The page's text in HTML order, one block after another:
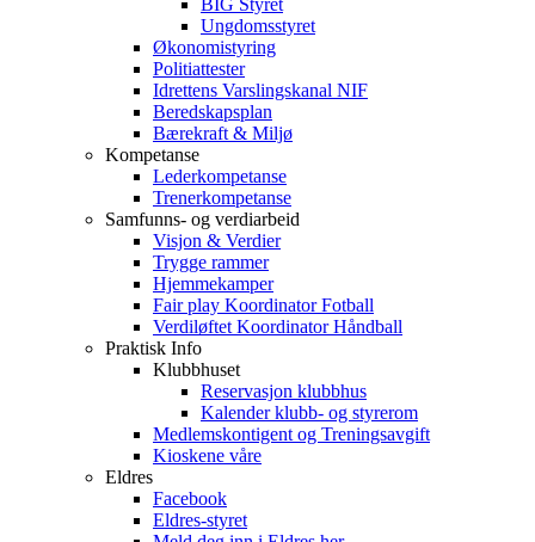
Ungdomsstyret
Økonomistyring
Politiattester
Idrettens Varslingskanal NIF
Beredskapsplan
Bærekraft & Miljø
Kompetanse
Lederkompetanse
Trenerkompetanse
Samfunns- og verdiarbeid
Visjon & Verdier
Trygge rammer
Hjemmekamper
Fair play Koordinator Fotball
Verdiløftet Koordinator Håndball
Praktisk Info
Klubbhuset
Reservasjon klubbhus
Kalender klubb- og styrerom
Medlemskontigent og Treningsavgift
Kioskene våre
Eldres
Facebook
Eldres-styret